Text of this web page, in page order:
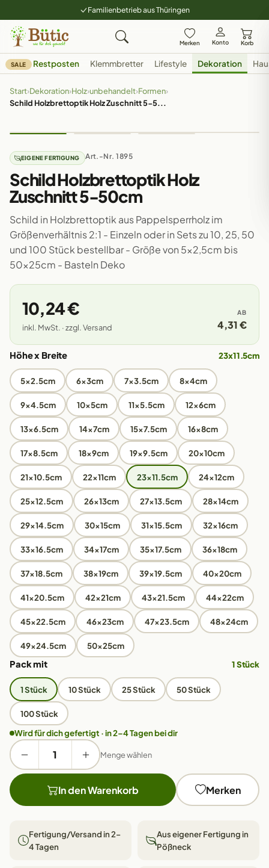
Familienbetrieb aus Thüringen
Merken Konto Korb
SALE Restposten Klemmbretter Lifestyle Dekoration
Start›Dekoration›Holz›unbehandelt›Formen›
Schild Holzbrettoptik Holz Zuschnitt 5-5...
EIGENE FERTIGUNG Art.-Nr. 1895
Schild Holzbrettoptik Holz
Zuschnitt 5-50cm
Schild in Holzbrettoptik aus Pappelsperrholz im
Größenverhältnis 2:1 - Einzeln oder in Sets zu 10, 25, 50
und 100 Stück bestellbar - Größe von 5x2,5cm bis
50x25cm - Basteln Deko
10,24 €
inkl. MwSt. · zzgl. Versand
AB
4,31 €
Höhe x Breite 23x11.5cm
5x2.5cm 6x3cm 7x3.5cm 8x4cm
9x4.5cm 10x5cm 11x5.5cm 12x6cm
13x6.5cm 14x7cm 15x7.5cm 16x8cm
17x8.5cm 18x9cm 19x9.5cm 20x10cm
21x10.5cm 22x11cm 23x11.5cm 24x12cm
25x12.5cm 26x13cm 27x13.5cm 28x14cm
29x14.5cm 30x15cm 31x15.5cm 32x16cm
33x16.5cm 34x17cm 35x17.5cm 36x18cm
37x18.5cm 38x19cm 39x19.5cm 40x20cm
41x20.5cm 42x21cm 43x21.5cm 44x22cm
45x22.5cm 46x23cm 47x23.5cm 48x24cm
49x24.5cm 50x25cm
Pack mit 1 Stück
1 Stück 10 Stück 25 Stück 50 Stück
100 Stück
Wird für dich gefertigt · in 2–4 Tagen bei dir
Menge wählen
In den Warenkorb Merken
Fertigung/Versand in 2–
4 Tagen
Aus eigener Fertigung in
Pößneck